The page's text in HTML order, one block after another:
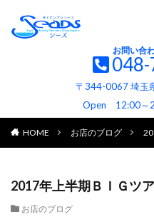
お問い合
〒344-0067 埼玉
Open 12:00～
HOME お店のブログ
2017年上半期ＢＩＧツ
お店のブログ